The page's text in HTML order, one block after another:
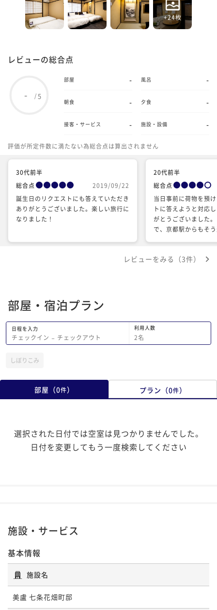
+24枚
レビューの総合点
- /5
部屋 - 風呂 -
朝食 - 夕食 -
接客・サービス - 施設・設備 -
評価が所定件数に満たない為総合点は算出されません
30代前半
総合点
2019/09/22
誕生日のリクエストにも答えていただき
ありがとうございました。楽しい旅行に
なりました！
20代前半
総合点
当日事前に荷物を預
トに答えようと対応
がとうございました
で、京都駅からもそ
レビューをみる（3件）
部屋・宿泊プラン
日程を入力
チェックイン − チェックアウト
利用人数
2名
しぼりこみ
部屋 （0件） プラン （0件）
選択された日付では空室は見つかりませんでした。
日付を変更してもう一度検索してください
施設・サービス
基本情報
施設名
美盧 七条花畑町邸